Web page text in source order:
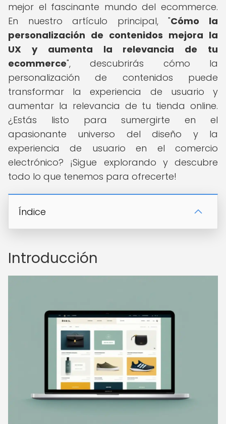
mejor el fascinante mundo del ecommerce.
En nuestro artículo principal, "Cómo la
personalización de contenidos mejora la
UX y aumenta la relevancia de tu
ecommerce", descubrirás cómo la
personalización de contenidos puede
transformar la experiencia de usuario y
aumentar la relevancia de tu tienda online.
¿Estás listo para sumergirte en el
apasionante universo del diseño y la
experiencia de usuario en el comercio
electrónico? ¡Sigue explorando y descubre
todo lo que tenemos para ofrecerte!
Índice
Introducción